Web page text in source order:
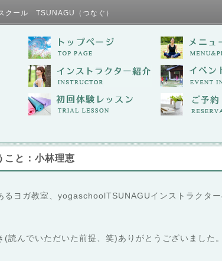
ヨガスクール TSUNAGU（つなぐ） [ご
こと：小林理恵
るヨガ教室、yogaschoolTSUNAGUインストラクタ
読んでいただいた前提、笑)ありがとうございました。